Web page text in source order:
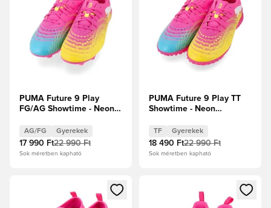
PUMA Future 9 Play
FG/AG Showtime - Neon
Élénk türkiz/PUMA Fehér
Gyerek
AG/FG Gyerekek
17 990 Ft22 990 Ft
Sok méretben kapható
PUMA Future 9 Play TT
Showtime - Neon
Élénk türkiz/PUMA Fehér
Gyerek
TF Gyerekek
18 490 Ft22 990 Ft
Sok méretben kapható
Megnyit egy modált a bejelentkezéshez vagy a tagként
Megnyit egy modált a